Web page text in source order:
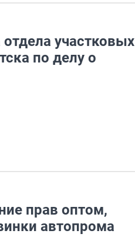
участковых
по делу о
прав оптом,
автопрома